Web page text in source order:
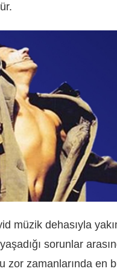
müzik dehasıyla
sorunlar
zor zamanlarında en